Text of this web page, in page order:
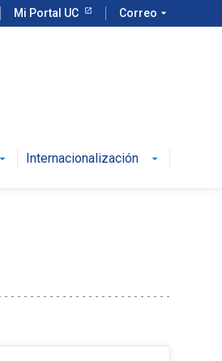
Mi Portal UC Correo arrow_drop_down
Internacionalización